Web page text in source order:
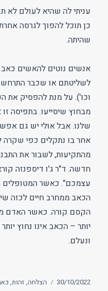
עניתי לה שהיא לעולם לא
כן תוכל להפוך לגרסה
שהיתה.
אנשים נוטים להאשים
לשליטתם או שכבר
וכו'). על מנת להפסיק את
מבחוץ שיסייעו. בתפיסה
שלנו. אבל אולי יש גם
אחר בו נתקלים כפי שקרה
מהתקיעות, לשבור את
חדשה. ד"ר ג'ו דיספנזה
עצמכם". כאשר המטופלים
הכאב ממחרב חיים לכזה
הקסם קורה. כאשר האדם
יותר – הכאב אינו נחוץ
ונעלם.
פורסם
30/10/2022 תגיות
הצלחה, זהות,